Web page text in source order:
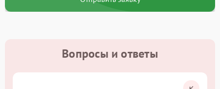
Вопросы и ответы